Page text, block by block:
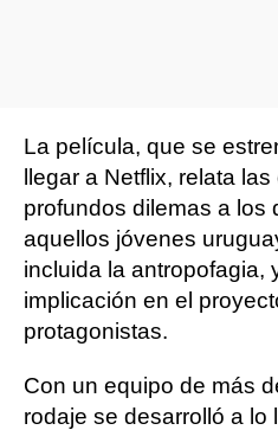
La película, que se
llegar a Netflix, relata
profundos dilemas a los
aquellos jóvenes
incluida la antropofagia,
implicación en el
protagonistas.
Con un equipo de más
rodaje se desarrolló a lo